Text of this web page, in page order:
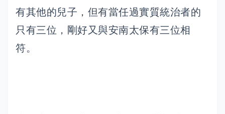
有其他的兒子，但有當任過實質統治者的
只有三位，剛好又與安南太保有三位相
符。